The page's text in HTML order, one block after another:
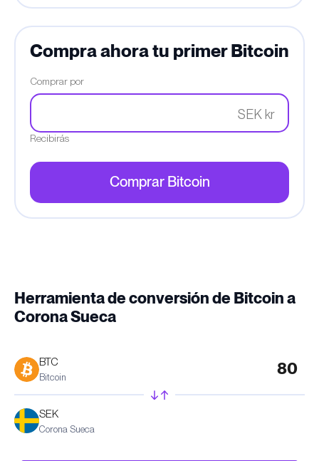
Compra ahora tu primer Bitcoin
Comprar por
SEK kr
Recibirás
Comprar Bitcoin
Herramienta de conversión de Bitcoin a
Corona Sueca
BTC
Bitcoin
SEK
Corona Sueca